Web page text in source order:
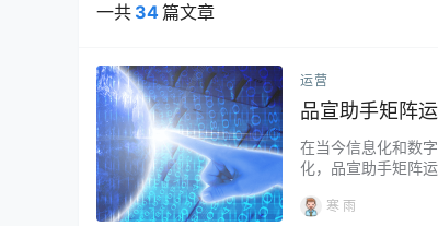
一共 34篇文章
运营
品宣助手矩阵
在当今信息化和数
化，品宣助手矩阵
寒 雨